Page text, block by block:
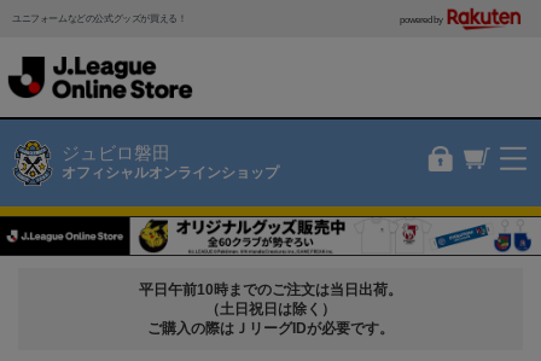
ユニフォームなどの公式グッズが買える！ powered by
ジュビロ磐田
オフィシャルオンラインショップ
平日午前10時までのご注文は当日出荷。
（土日祝日は除く）
ご購入の際はＪリーグIDが必要です。